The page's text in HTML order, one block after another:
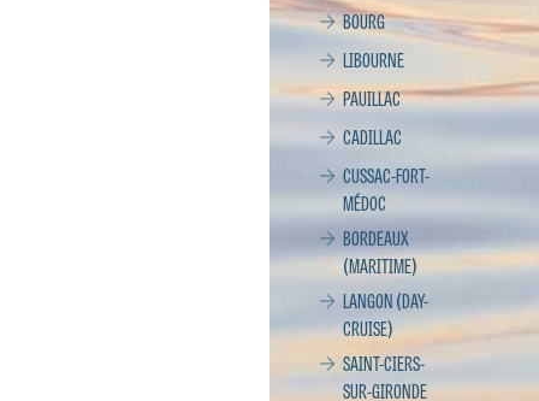
BOURG
LIBOURNE
PAUILLAC
CADILLAC
CUSSAC-FORT-
MÉDOC
BORDEAUX
(MARITIME)
LANGON (DAY-
CRUISE)
SAINT-CIERS-
SUR-GIRONDE